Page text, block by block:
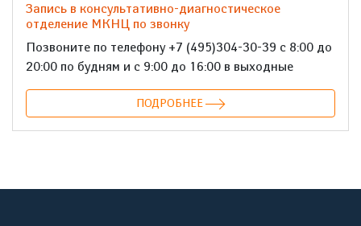
Запись в консультативно-диагностическое
отделение МКНЦ по звонку
Позвоните по телефону +7 (495)304-30-39 с 8:00 до
20:00 по будням и с 9:00 до 16:00 в выходные
ПОДРОБНЕЕ